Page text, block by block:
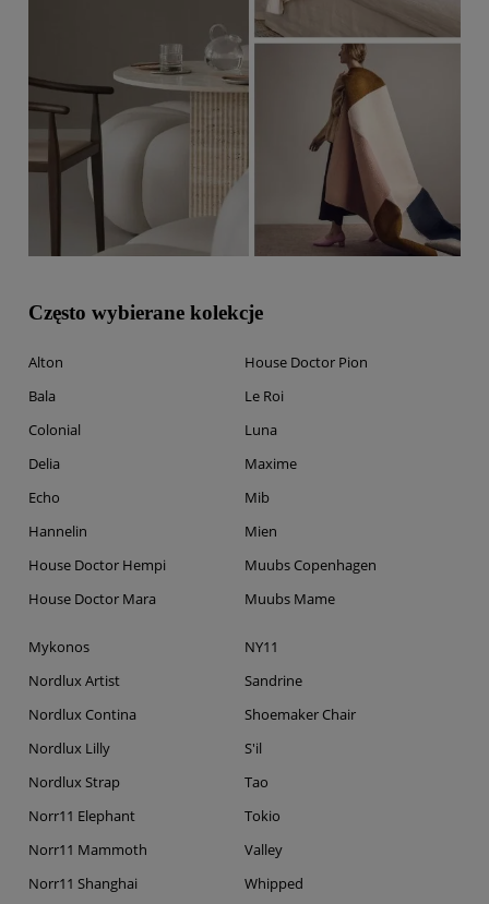
Często wybierane kolekcje
Alton
Bala
Colonial
Delia
Echo
Hannelin
House Doctor Hempi
House Doctor Mara
House Doctor Pion
Le Roi
Luna
Maxime
Mib
Mien
Muubs Copenhagen
Muubs Mame
Mykonos
Nordlux Artist
Nordlux Contina
Nordlux Lilly
Nordlux Strap
Norr11 Elephant
Norr11 Mammoth
Norr11 Shanghai
NY11
Sandrine
Shoemaker Chair
S'il
Tao
Tokio
Valley
Whipped